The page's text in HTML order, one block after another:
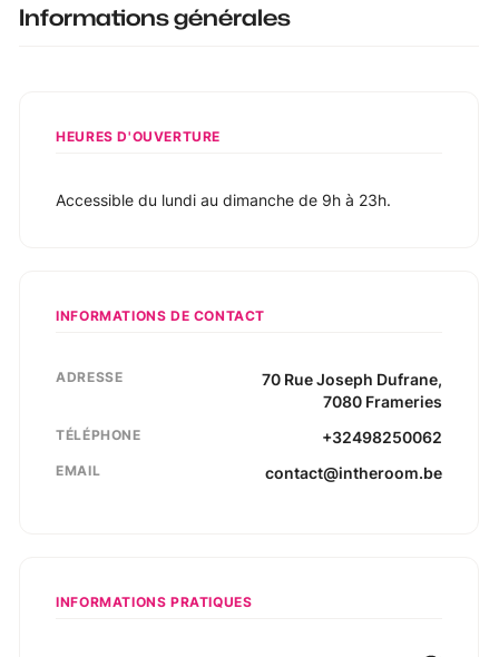
Informations générales
HEURES D'OUVERTURE
Accessible du lundi au dimanche de 9h à 23h.
INFORMATIONS DE CONTACT
ADRESSE 70 Rue Joseph Dufrane,
7080 Frameries
TÉLÉPHONE +32498250062
EMAIL contact@intheroom.be
INFORMATIONS PRATIQUES